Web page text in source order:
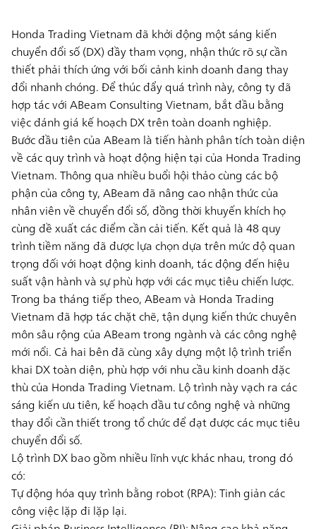
Honda Trading Vietnam đã khởi động một sáng kiến
chuyển đổi số (DX) đầy tham vọng, nhận thức rõ sự cần
thiết phải thích ứng với bối cảnh kinh doanh đang thay
đổi nhanh chóng. Để thúc đẩy quá trình này, công ty đã
hợp tác với ABeam Consulting Vietnam, bắt đầu bằng
việc đánh giá kế hoạch DX trên toàn doanh nghiệp.
Bước đầu tiên của ABeam là tiến hành phân tích toàn diện
về các quy trình và hoạt động hiện tại của Honda Trading
Vietnam. Thông qua nhiều buổi hội thảo cùng các bộ
phận của công ty, ABeam đã nâng cao nhận thức của
nhân viên về chuyển đổi số, đồng thời khuyến khích họ
cùng đề xuất các điểm cần cải tiến. Kết quả là 48 quy
trình tiềm năng đã được lựa chọn dựa trên mức độ quan
trọng đối với hoạt động kinh doanh, tác động đến hiệu
suất vận hành và sự phù hợp với các mục tiêu chiến lược.
Trong ba tháng tiếp theo, ABeam và Honda Trading
Vietnam đã hợp tác chặt chẽ, tận dụng kiến thức chuyên
môn sâu rộng của ABeam trong ngành và các công nghệ
mới nổi. Cả hai bên đã cùng xây dựng một lộ trình triển
khai DX toàn diện, phù hợp với nhu cầu kinh doanh đặc
thù của Honda Trading Vietnam. Lộ trình này vạch ra các
sáng kiến ưu tiên, kế hoạch đầu tư công nghệ và những
thay đổi cần thiết trong tổ chức để đạt được các mục tiêu
chuyển đổi số.
Lộ trình DX bao gồm nhiều lĩnh vực khác nhau, trong đó
có:
Tự động hóa quy trình bằng robot (RPA):Tinh giản các
công việc lặp đi lặp lại.